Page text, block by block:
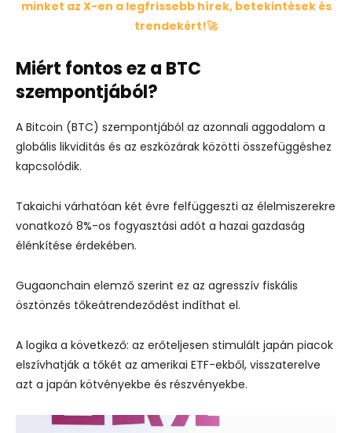
minket az X-en a legfrissebb hírek, betekintések és
trendekért!🚀
Miért fontos ez a BTC
szempontjából?
A Bitcoin (BTC) szempontjából az azonnali aggodalom a
globális likviditás és az eszközárak közötti összefüggéshez
kapcsolódik.
Takaichi várhatóan két évre felfüggeszti az élelmiszerekre
vonatkozó 8%-os fogyasztási adót a hazai gazdaság
élénkítése érdekében.
Gugaonchain elemző szerint ez az agresszív fiskális
ösztönzés tőkeátrendeződést indíthat el.
A logika a következő: az erőteljesen stimulált japán piacok
elszívhatják a tőkét az amerikai ETF-ekből, visszaterelve
azt a japán kötvényekbe és részvényekbe.